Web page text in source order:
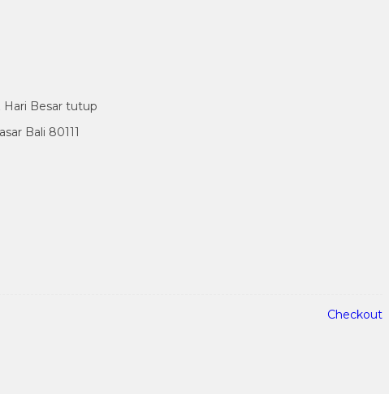
Hari Besar tutup
Bali 80111
Checkout